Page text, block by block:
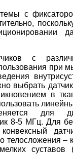
с
с
при
выбрать
в
для
8-5 МГц. Для
конвексный
телосложения –
суставов